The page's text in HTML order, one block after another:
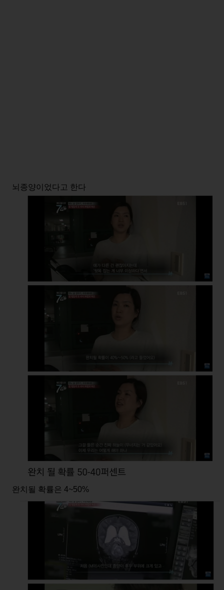
뇌종양이었다고 한다
완치될 확률은 4~50%